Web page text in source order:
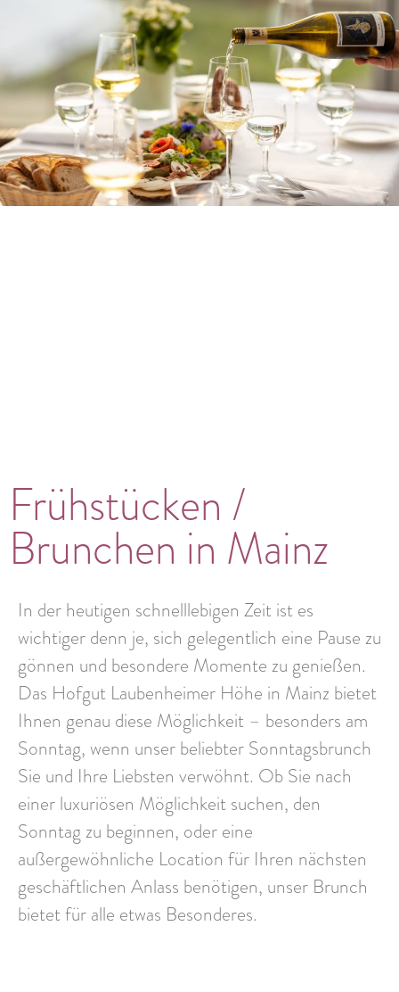
Frühstücken /
Brunchen in Mainz
In der heutigen schnelllebigen Zeit ist es
wichtiger denn je, sich gelegentlich eine Pause zu
gönnen und besondere Momente zu genießen.
Das Hofgut Laubenheimer Höhe in Mainz bietet
Ihnen genau diese Möglichkeit – besonders am
Sonntag, wenn unser beliebter Sonntagsbrunch
Sie und Ihre Liebsten verwöhnt. Ob Sie nach
einer luxuriösen Möglichkeit suchen, den
Sonntag zu beginnen, oder eine
außergewöhnliche Location für Ihren nächsten
geschäftlichen Anlass benötigen, unser Brunch
bietet für alle etwas Besonderes.